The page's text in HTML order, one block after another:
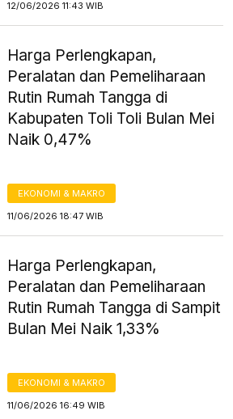
12/06/2026 11:43 WIB
Harga Perlengkapan,
Peralatan dan Pemeliharaan
Rutin Rumah Tangga di
Kabupaten Toli Toli Bulan Mei
Naik 0,47%
EKONOMI & MAKRO
11/06/2026 18:47 WIB
Harga Perlengkapan,
Peralatan dan Pemeliharaan
Rutin Rumah Tangga di Sampit
Bulan Mei Naik 1,33%
EKONOMI & MAKRO
11/06/2026 16:49 WIB